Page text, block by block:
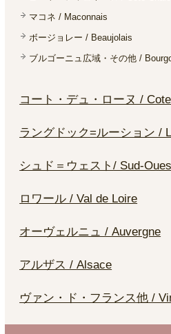
マコネ / Maconnais
ボージョレー / Beaujolais
ブルゴーニュ広域・その他 /
コート・デュ・ローヌ /
ラングドック=ルーション /
シュド＝ウェスト/ Sud-
ロワール / Val de Loire
オーヴェルニュ / Auvergne
アルザス / Alsace
ヴァン・ド・フランス他 /